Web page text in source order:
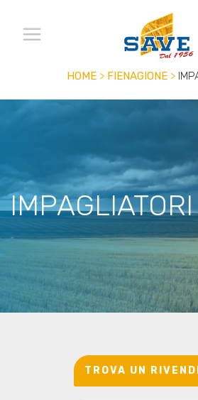
HOME > FIENAGIONE >
IMPAGLIATORI
TROVA UN